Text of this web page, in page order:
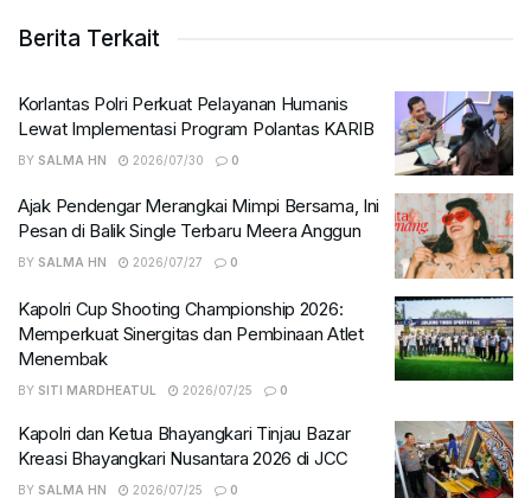
Berita Terkait
Korlantas Polri Perkuat Pelayanan Humanis
Lewat Implementasi Program Polantas KARIB
BY SALMA HN 2026/07/30 0
Ajak Pendengar Merangkai Mimpi Bersama, Ini
Pesan di Balik Single Terbaru Meera Anggun
BY SALMA HN 2026/07/27 0
Kapolri Cup Shooting Championship 2026:
Memperkuat Sinergitas dan Pembinaan Atlet
Menembak
BY SITI MARDHEATUL 2026/07/25 0
Kapolri dan Ketua Bhayangkari Tinjau Bazar
Kreasi Bhayangkari Nusantara 2026 di JCC
BY SALMA HN 2026/07/25 0